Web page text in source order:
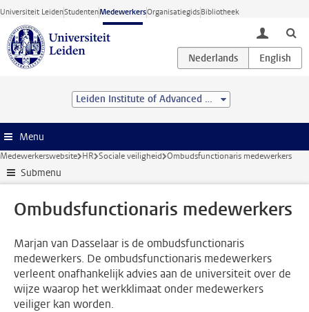
Ga direct naar de inhoud
Universiteit LeidenStudentenMedewerkersOrganisatiegidsBibliotheek
toggle
Leiden Institute of Advanced Computer Science (LIACS)
Menu
Medewerkerswebsite HR Sociale veiligheid Ombudsfunctionaris medewerkers
Submenu
Ombudsfunctionaris medewerkers
Marjan van Dasselaar is de ombudsfunctionaris
medewerkers. De ombudsfunctionaris medewerkers
verleent onafhankelijk advies aan de universiteit over de
wijze waarop het werkklimaat onder medewerkers
veiliger kan worden.